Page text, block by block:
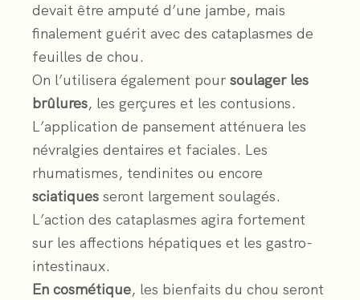
devait être amputé d’une jambe, mais
finalement guérit avec des cataplasmes de
feuilles de chou.
On l’utilisera également pour soulager les
brûlures, les gerçures et les contusions.
L’application de pansement atténuera les
névralgies dentaires et faciales. Les
rhumatismes, tendinites ou encore
sciatiques seront largement soulagés.
L’action des cataplasmes agira fortement
sur les affections hépatiques et les gastro-
intestinaux.
En cosmétique, les bienfaits du chou seront